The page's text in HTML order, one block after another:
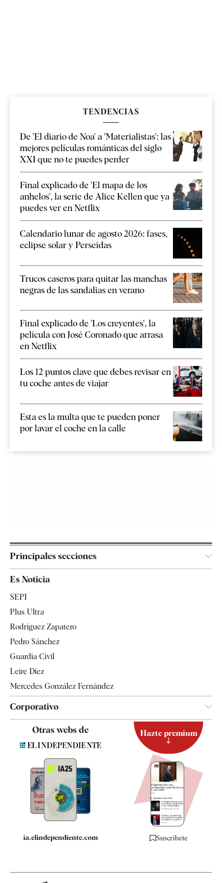
TENDENCIAS
De 'El diario de Noa' a 'Materialistas': las
mejores películas románticas del siglo
XXI que no te puedes perder
Final explicado de 'El mapa de los
anhelos', la serie de Alice Kellen que ya
puedes ver en Netflix
Calendario lunar de agosto 2026: fases,
eclipse solar y Perseidas
Trucos caseros para quitar las manchas
negras de las sandalias en verano
Final explicado de 'Los creyentes', la
película con José Coronado que arrasa
en Netflix
Los 12 puntos clave que debes revisar en
tu coche antes de viajar
Esta es la multa que te pueden poner
por lavar el coche en la calle
Principales secciones
España
Televisión
Es Noticia
SEPI
Plus Ultra
Rodríguez Zapatero
Pedro Sánchez
Guardia Civil
Leire Díez
Mercedes González Fernández
Corporativo
Contacto
Quiénes somos
Especificaciones
Otras webs de
ia.elindependiente.com
Hazte premium
Suscríbete